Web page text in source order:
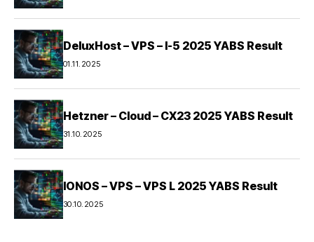
DeluxHost – VPS – I-5 2025 YABS Result
01.11.2025
Hetzner – Cloud – CX23 2025 YABS Result
31.10.2025
IONOS – VPS – VPS L 2025 YABS Result
30.10.2025